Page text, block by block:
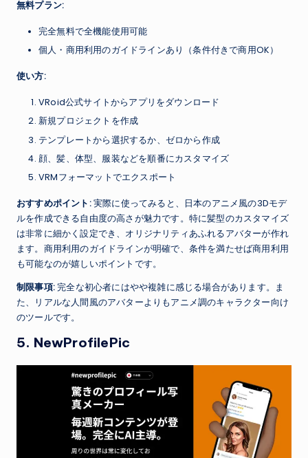
無料プラン:
完全無料で全機能使用可能
個人・商用利用のガイドラインあり（条件付きで商用OK）
使い方:
VRoid公式サイトからアプリをダウンロード
新規プロジェクトを作成
テンプレートから選択するか、ゼロから作成
顔、髪、体型、服装などを順番にカスタマイズ
VRMフォーマットでエクスポート
おすすめポイント:実際に使ってみると、日本のアニメ風の3Dモデ
ルを作成できる自由度の高さが魅力です。特に髪型のカスタマイズ
は非常に細かく設定でき、オリジナリティあふれるアバターが作れ
ます。商用利用のガイドラインが明確で、条件を満たせば商用利用
も可能なのが嬉しいポイントです。
制限事項:完全な初心者にはやや複雑に感じる場合があります。ま
た、リアルな人間風のアバターよりもアニメ調のキャラクター向け
のツールです。
5. NewProfilePic